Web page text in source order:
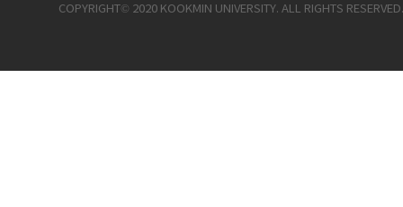
COPYRIGHT© 2020 KOOKMIN UNIVERSITY. ALL RIGHTS RESERVED.